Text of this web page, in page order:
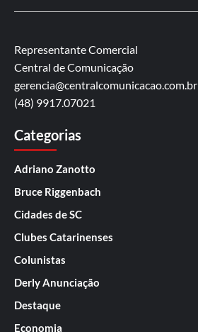
Representante Comercial
Central de Comunicação
gerencia@centralcomunicacao.com.br
(48) 9917.07021
Categorias
Adriano Zanotto
Bruce Riggenbach
Cidades de SC
Clubes Catarinenses
Colunistas
Derly Anunciação
Destaque
Economia